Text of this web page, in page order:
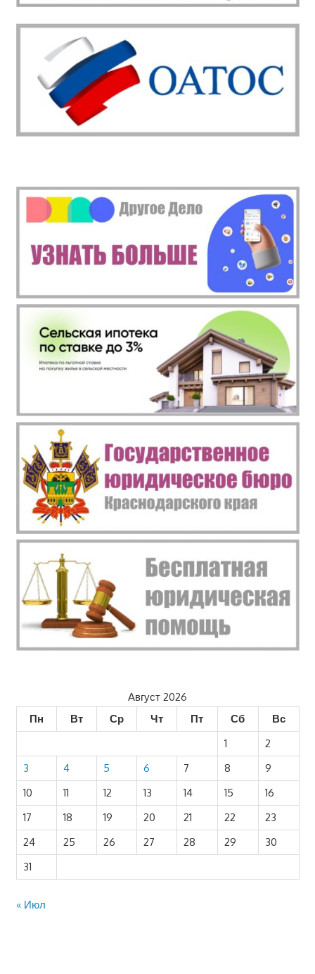
Август 2026
Пн
Вт Ср Чт Пт Сб
Вс
1
2
3
4 5 6 7 8
9
10
11 12 13 14 15
16
17
18 19 20 21 22
23
24
25 26 27 28 29
30
31
« Июл